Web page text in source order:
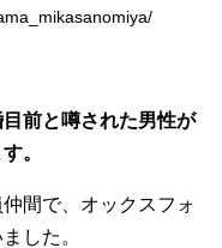
前と噂された男性が
。
間で、オックスフォ
した。